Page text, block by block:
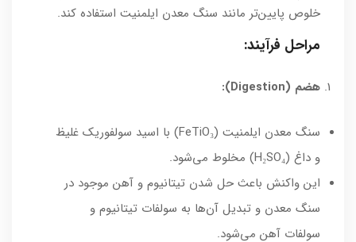
خلوص پایین‌تر مانند سنگ معدن ایلمنیت استفاده کند.
مراحل فرآیند:
هضم (Digestion):
سنگ معدن ایلمنیت (FeTiO₃) با اسید سولفوریک غلیظ
و داغ (H₂SO₄) مخلوط می‌شود.
این واکنش باعث حل شدن تیتانیوم و آهن موجود در
سنگ معدن و تبدیل آن‌ها به سولفات تیتانیوم و
سولفات آهن می‌شود.